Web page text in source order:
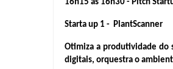
16h15 às 16h30 - Pitch
Starta up 1 -  PlantScanner
Otimiza a produtividade do
digitais, orquestra o